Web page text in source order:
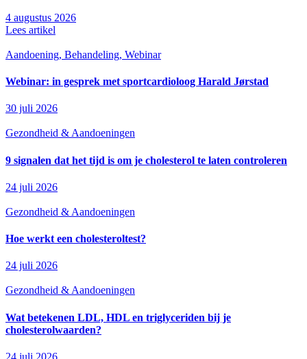
4 augustus 2026
Lees artikel
Aandoening, Behandeling, Webinar
Webinar: in gesprek met sportcardioloog Harald Jørstad
30 juli 2026
Gezondheid & Aandoeningen
9 signalen dat het tijd is om je cholesterol te laten controleren
24 juli 2026
Gezondheid & Aandoeningen
Hoe werkt een cholesteroltest?
24 juli 2026
Gezondheid & Aandoeningen
Wat betekenen LDL, HDL en triglyceriden bij je
cholesterolwaarden?
24 juli 2026